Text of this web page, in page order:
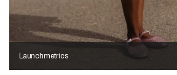
Launchmetrics